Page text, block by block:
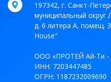
197342, г. Санкт-
муниципальный округ
д. 6 литера А, помещ.
House"
ООО «ПРОТЕЙ Ай-Ти -
ИНН: 7203447485
ОГРН: 1187232009690